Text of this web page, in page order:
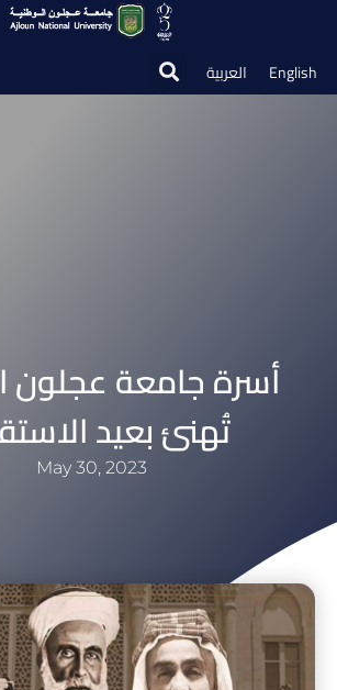
العربية English
أسرة جامعة عجلون
تُهنئ بعيد
May 30, 2023